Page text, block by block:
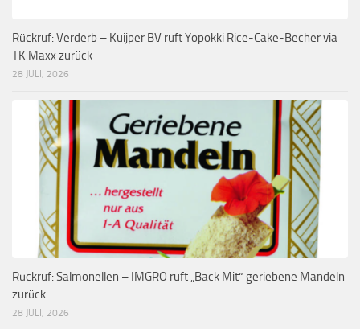
Rückruf: Verderb – Kuijper BV ruft Yopokki Rice-Cake-Becher via
TK Maxx zurück
28 JULI, 2026
Rückruf: Salmonellen – IMGRO ruft „Back Mit“ geriebene Mandeln
zurück
28 JULI, 2026